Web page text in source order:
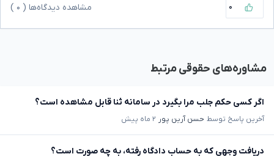
۰ مشاهده دیدگاه‌ها ( ۰
مشاوره‌های حقوقی مرتبط
اگر کسی حکم جلب مرا بگیرد در سامانه ثنا قابل مشاهده است؟
آخرین پاسخ توسط حسن آرین پور ۲ ماه پیش
دریافت وجهی که به حساب دادگاه رفته، به چه صورت است؟